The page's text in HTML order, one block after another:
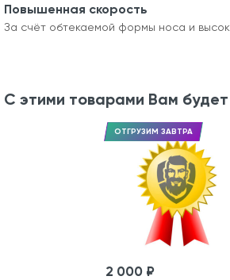
Повышенная скорость
За счёт обтекаемой формы носа и
С этими товарами Вам
ОТГРУЗИМ ЗАВТРА
2 000 ₽